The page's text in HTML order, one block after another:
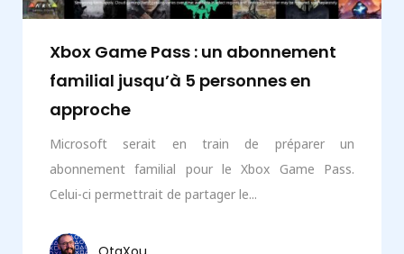
Xbox Game Pass : un abonnement
familial jusqu’à 5 personnes en
approche
Microsoft serait en train de préparer un
abonnement familial pour le Xbox Game Pass.
Celui-ci permettrait de partager le...